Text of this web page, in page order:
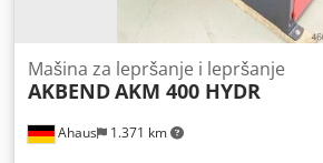
Ahaus 1.371 km
Mašina za lepršanje i lepršanje
AKBENDAKM 400 HYDR